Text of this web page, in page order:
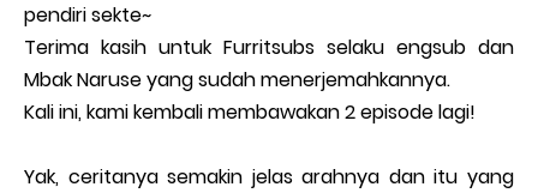
pendiri sekte~
Terima kasih untuk Furritsubs selaku engsub dan
Mbak Naruse yang sudah menerjemahkannya.
Kali ini, kami kembali membawakan 2 episode lagi!
Yak, ceritanya semakin jelas arahnya dan itu yang